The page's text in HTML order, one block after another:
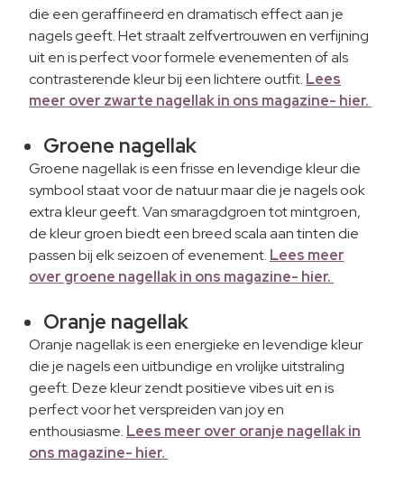
die een geraffineerd en dramatisch effect aan je
nagels geeft. Het straalt zelfvertrouwen en verfijning
uit en is perfect voor formele evenementen of als
contrasterende kleur bij een lichtere outfit. Lees
meer over zwarte nagellak in ons magazine- hier.
Groene nagellak
Groene nagellak is een frisse en levendige kleur die
symbool staat voor de natuur maar die je nagels ook
extra kleur geeft. Van smaragdgroen tot mintgroen,
de kleur groen biedt een breed scala aan tinten die
passen bij elk seizoen of evenement. Lees meer
over groene nagellak in ons magazine- hier.
Oranje nagellak
Oranje nagellak is een energieke en levendige kleur
die je nagels een uitbundige en vrolijke uitstraling
geeft. Deze kleur zendt positieve vibes uit en is
perfect voor het verspreiden van joy en
enthousiasme. Lees meer over oranje nagellak in
ons magazine- hier.